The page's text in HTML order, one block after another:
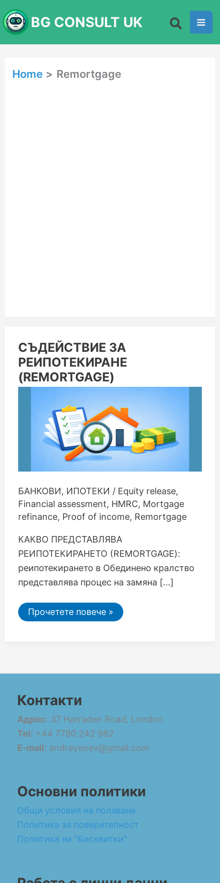
to
content
BG CONSULT UK
Home Remortgage
СЪДЕЙСТВИЕ ЗА
РЕИПОТЕКИРАНЕ
(REMORTGAGE)
БАНКОВИ, ИПОТЕКИ / Equity release,
Financial assessment, HMRC, Mortgage
refinance, Proof of income, Remortgage
КАКВО ПРЕДСТАВЛЯВА
РЕИПОТЕКИРАНЕТО (REMORTGAGE):
реипотекирането в Обединено кралство
представлява процес на замяна […]
СЪДЕЙСТВИЕ
ЗА
РЕИПОТЕКИРАНЕ
(REMORTGAGE)
Прочетете повече »
Контакти
Адрес: 37 Harraden Road, London
Tel: +44 7780 242 982
E-mail: andreyenev@gmail.com
Основни политики
Общи условия на ползване
Политика за поверителност
Политика на "Бисквитки"